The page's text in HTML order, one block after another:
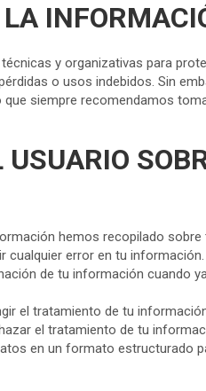
y organizativas para
o usos indebidos. Sin
siempre recomendamos
hemos recopilado sobre
cualquier error en tu información.
de tu información cuando
el tratamiento de tu
el tratamiento de tu
en un formato estructurado